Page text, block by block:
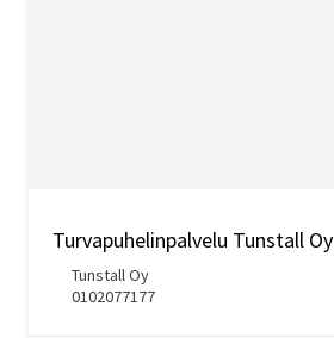
Turvapuhelinpalvelu Tunstall Oy
Tunstall Oy
0102077177